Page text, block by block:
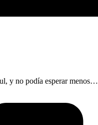
y no podía esperar menos…